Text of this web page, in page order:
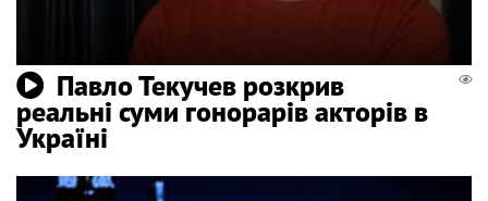
Павло Текучев розкрив
реальні суми гонорарів акторів в
Україні